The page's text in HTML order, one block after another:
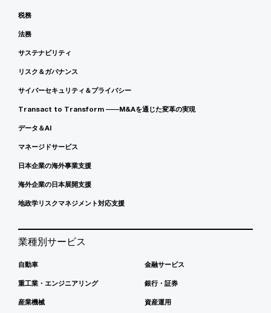
税務
法務
サステナビリティ
リスク＆ガバナンス
サイバーセキュリティ＆プライバシー
Transact to Transform ――M&Aを通じた変革の実現
データ＆AI
マネージドサービス
日本企業の海外事業支援
海外企業の日本展開支援
地政学リスクマネジメント対応支援
業種別サービス
自動車
重工業・エンジニアリング
産業機械
金融サービス
銀行・証券
資産運用